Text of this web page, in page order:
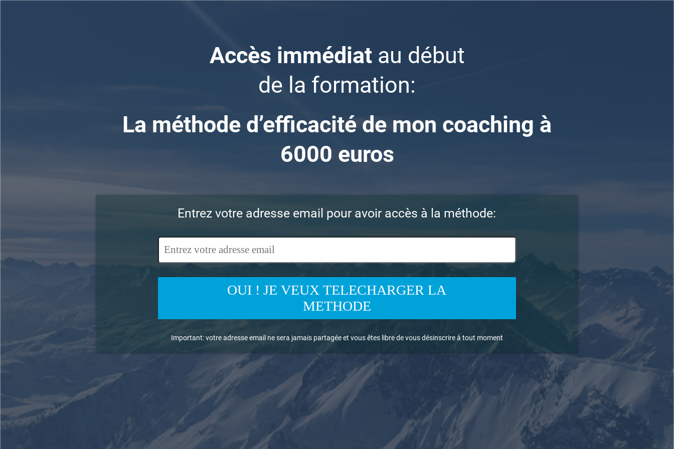
Accès immédiatau début
de la formation:
La méthode d’efficacité de mon coaching à
6000 euros
Entrez votre adresse email pour avoir accès à la méthode:
OUI ! JE VEUX TELECHARGER LA
METHODE
Important: votre adresse email ne sera jamais partagée et vous êtes libre de vous désinscrire à tout moment